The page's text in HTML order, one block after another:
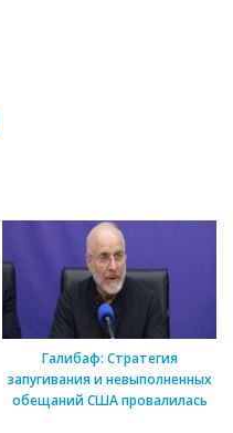
Галибаф: Стратегия
запугивания и невыполненных
обещаний США провалилась